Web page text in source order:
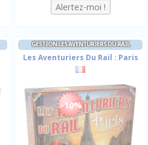
GESTION LES AVENTURIERS DU RAIL
Les Aventuriers Du Rail : Paris
-10%